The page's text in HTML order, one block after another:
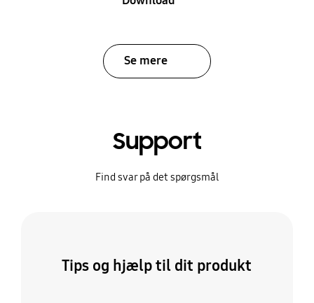
Se mere
Support
Find svar på det spørgsmål
Tips og hjælp til dit produkt